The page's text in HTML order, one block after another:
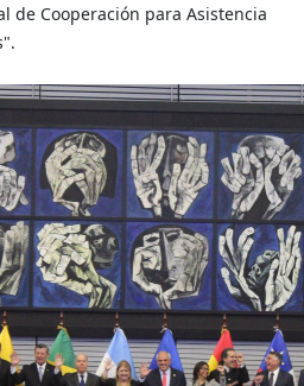
de Cooperación para Asistencia